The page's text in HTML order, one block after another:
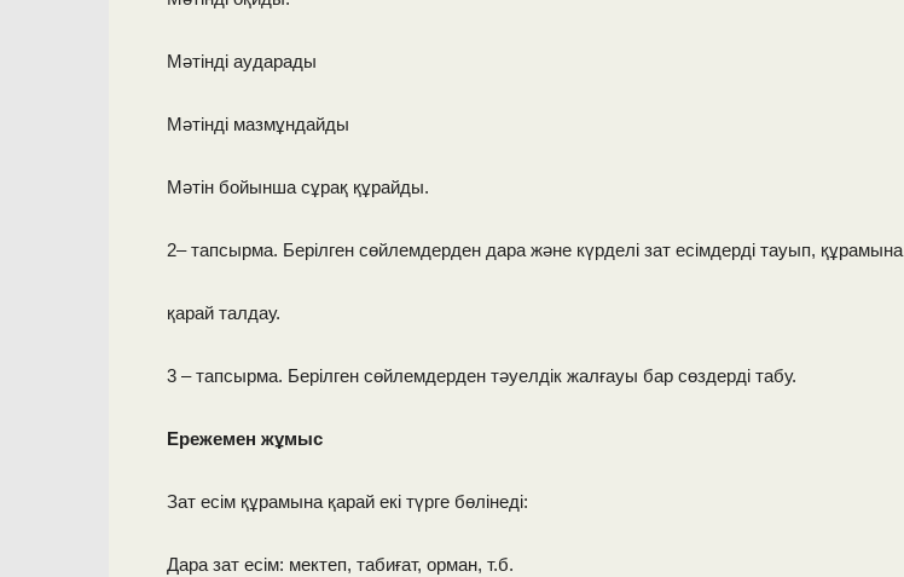
Мәтінді аударады
Мәтінді мазмұндайды
Мәтін бойынша сұрақ құрайды.
2– тапсырма. Берілген сөйлемдерден дара және күрделі зат есімдерді тауып, құрамына
қарай талдау.
3 – тапсырма. Берілген сөйлемдерден тәуелдік жалғауы бар сөздерді табу.
Ережемен жұмыс
Зат есім құрамына қарай екі түрге бөлінеді:
Дара зат есім: мектеп, табиғат, орман, т.б.